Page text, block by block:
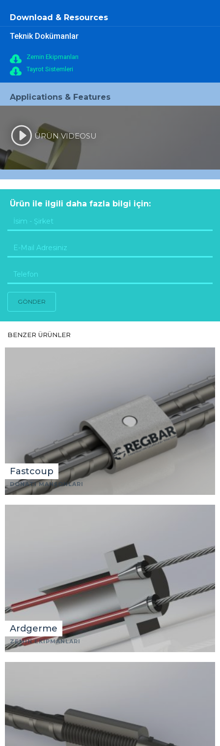
Download & Resources
Teknik Dokümanlar
Zemin Ekipmanları
Tayrot Sistemleri
Applications & Features
ÜRÜN VIDEOSU
Ürün ile ilgili daha fazla bilgi için:
GÖNDER
BENZER ÜRÜNLER
Fastcoup
DONATI MANŞONLARI
Ardgerme
ZEMİN EKİPMANLARI